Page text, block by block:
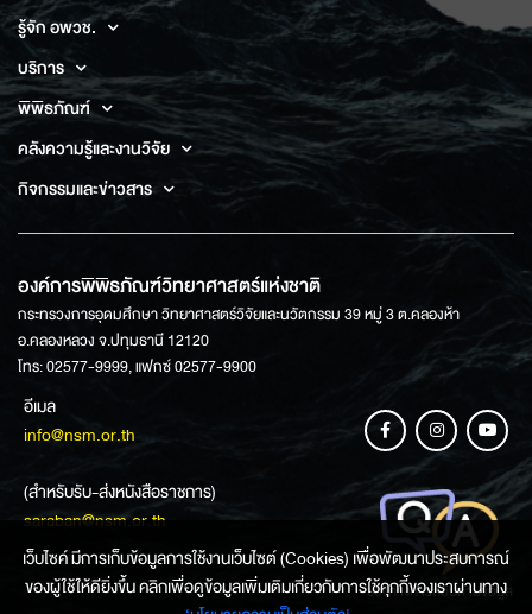
รู้จัก อพวช.
บริการ
พิพิธภัณฑ์
คลังความรู้และงานวิจัย
กิจกรรมและข่าวสาร
องค์การพิพิธภัณฑ์วิทยาศาสตร์แห่งชาติ
กระทรวงการอุดมศึกษา วิทยาศาสตร์วิจัยและนวัตกรรม 39 หมู่ 3 ต.คลองห้า
อ.คลองหลวง จ.ปทุมธานี 12120
โทร: 02577-9999, แฟกซ์ 02577-9900
อีเมล
info@nsm.or.th
(สำหรับรับ-ส่งหนังสือราชการ)
saraban@nsm.or.th
ช่องทางการสอบถามข้อมูล
เว็บไซค์ มีการเก็บข้อมูลการใช้งานเว็บไซต์ (Cookies) เพื่อพัฒนาประสบการณ์
ของผู้ใช้ให้ดียิ่งขึ้น คลิกเพื่อดูข้อมูลเพิ่มเติมเกี่ยวกับการใช้คุกกี้ของเราผ่านทาง